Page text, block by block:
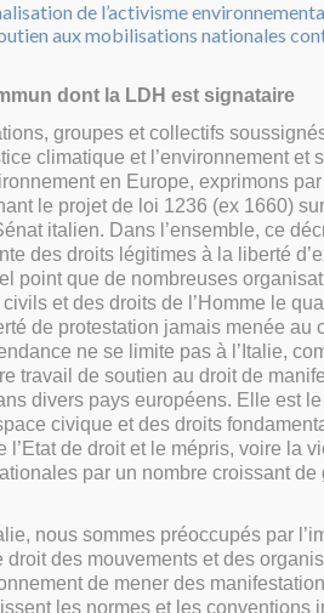
dont la LDH est signataire
groupes et collectifs
climatique et l’environnement et
en Europe, exprimons
le projet de loi 1236 (ex 1660)
italien. Dans l’ensemble, ce
des droits légitimes à la liberté
point que de nombreuses
et des droits de l’Homme le
de protestation jamais menée au
ne se limite pas à l’Italie,
travail de soutien au droit de
divers pays européens. Elle est
civique et des droits
l’Etat de droit et le mépris, voire la
par un nombre croissant de
nous sommes préoccupés par
droit des mouvements et des
de mener des
les normes et les conventions